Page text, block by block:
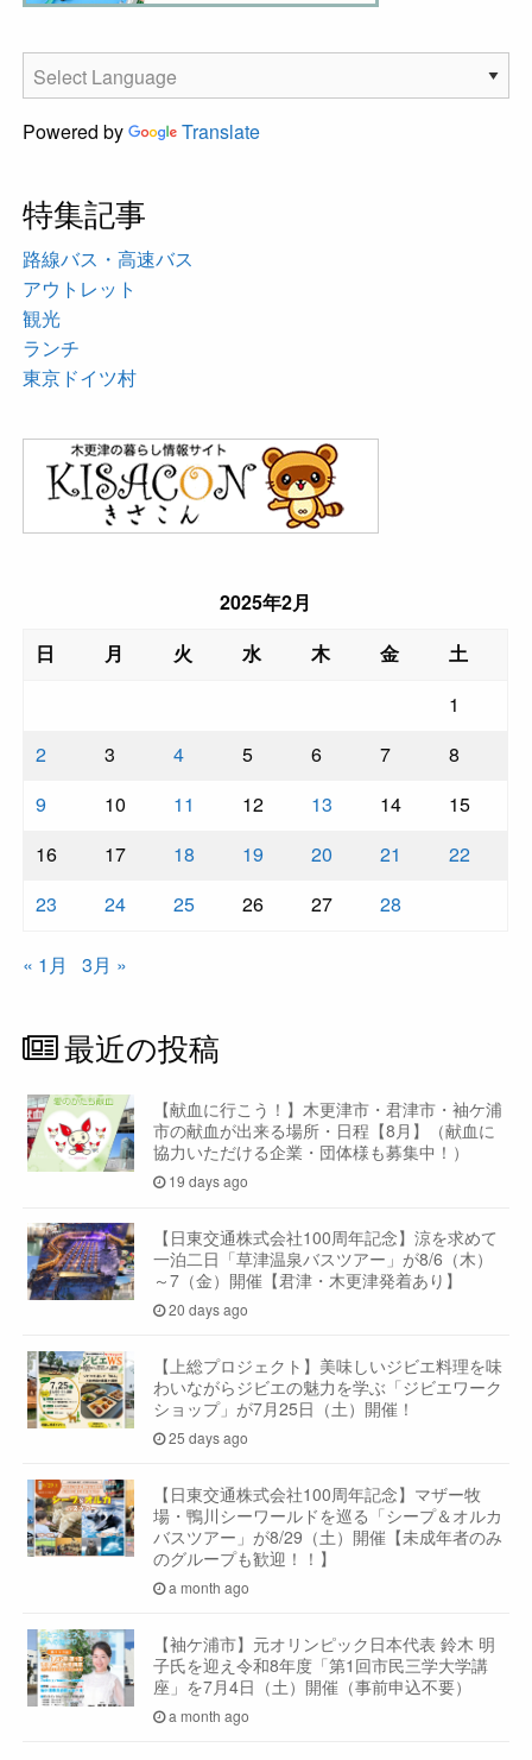
Powered by Translate
特集記事
路線バス・高速バス
アウトレット
観光
ランチ
東京ドイツ村
2025年2月
日
月 火 水 木 金
土
1
2
3 4 5 6 7
8
9
10 11 12 13 14
15
16
17 18 19 20 21
22
23
24 25 26 27 28
« 1月 3月 »
最近の投稿
【献血に行こう！】木更津市・君津市・袖ケ浦
市の献血が出来る場所・日程【8月】（献血に
協力いただける企業・団体様も募集中！）
19 days ago
【日東交通株式会社100周年記念】涼を求めて
一泊二日「草津温泉バスツアー」が8/6（木）
～7（金）開催【君津・木更津発着あり】
20 days ago
【上総プロジェクト】美味しいジビエ料理を味
わいながらジビエの魅力を学ぶ「ジビエワーク
ショップ」が7月25日（土）開催！
25 days ago
【日東交通株式会社100周年記念】マザー牧
場・鴨川シーワールドを巡る「シープ＆オルカ
バスツアー」が8/29（土）開催【未成年者のみ
のグループも歓迎！！】
a month ago
【袖ケ浦市】元オリンピック日本代表 鈴木 明
子氏を迎え令和8年度「第1回市民三学大学講
座」を7月4日（土）開催（事前申込不要）
a month ago